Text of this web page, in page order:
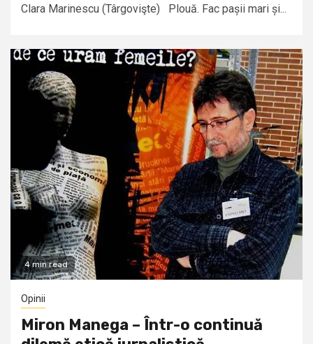
Clara Marinescu (Târgovişte) Plouă. Fac pașii mari și...
4 min read
Opinii
Miron Manega – Într-o continuă